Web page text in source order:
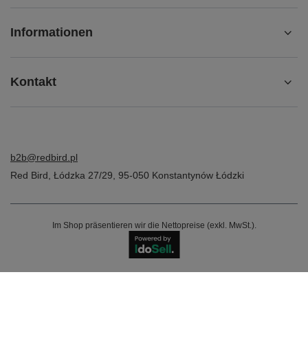
Informationen
Kontakt
b2b@redbird.pl
Red Bird, Łódzka 27/29, 95-050 Konstantynów Łódzki
Im Shop präsentieren wir die Nettopreise (exkl. MwSt.).